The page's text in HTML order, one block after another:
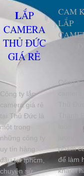
LẮP
CAMERA
THỦ ĐỨC
GIÁ RẺ
Công ty lắp
camera giá rẻ
tại Thủ Đức là
một trong
những công ty
uy tín hàng
đầu tại tphcm,
chuyên sử
CAM
LẮP
Công
luôn
phẩm
để làm
khách